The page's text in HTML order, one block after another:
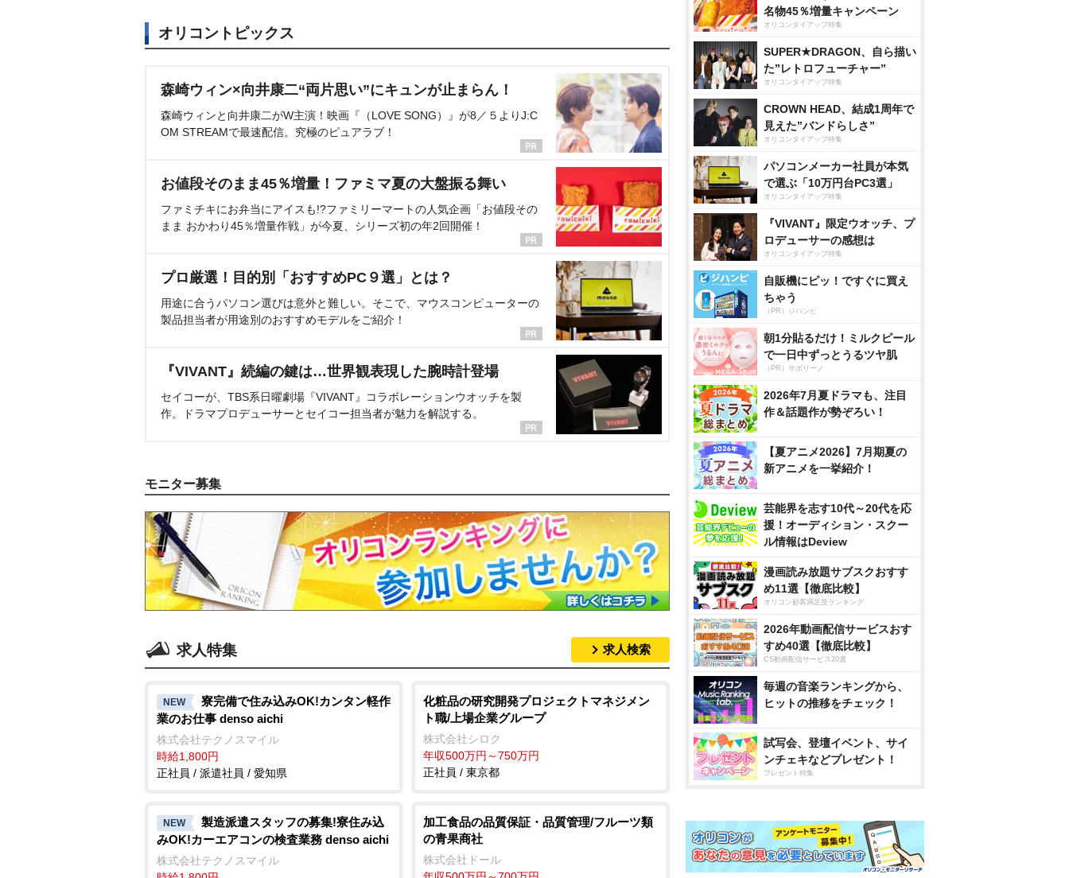
オリコントピックス
森崎ウィン×向井康二“両片思い”にキュンが止まらん！
森崎ウィンと向井康二がW主演！映画『（LOVE SONG）』が8／５よりJ:C
OM STREAMで最速配信。究極のピュアラブ！
お値段そのまま45％増量！ファミマ夏の大盤振る舞い
ファミチキにお弁当にアイスも!?ファミリーマートの人気企画「お値段その
まま おかわり45％増量作戦」が今夏、シリーズ初の年2回開催！
プロ厳選！目的別「おすすめPC９選」とは？
用途に合うパソコン選びは意外と難しい。そこで、マウスコンピューターの
製品担当者が用途別のおすすめモデルをご紹介！
『VIVANT』続編の鍵は…世界観表現した腕時計登場
セイコーが、TBS系日曜劇場『VIVANT』コラボレーションウオッチを製
作。ドラマプロデューサーとセイコー担当者が魅力を解説する。
モニター募集
求人特集 求人検索
NEW
寮完備で住み込みOK!カンタン軽作
業のお仕事 denso aichi
株式会社テクノスマイル
時給1,800円
正社員 / 派遣社員 / 愛知県
化粧品の研究開発プロジェクトマネジメン
ト職/上場企業グループ
株式会社シロク
年収500万円～750万円
正社員 / 東京都
NEW
製造派遣スタッフの募集!寮住み込
みOK!カーエアコンの検査業務 denso aichi
株式会社テクノスマイル
加工食品の品質保証・品質管理/フルーツ類
の青果商社
株式会社ドール
名物45％増量キャンペーン
オリコンタイアップ特集
SUPER★DRAGON、自ら描い
た”レトロフューチャー”
オリコンタイアップ特集
CROWN HEAD、結成1周年で
見えた”バンドらしさ”
オリコンタイアップ特集
パソコンメーカー社員が本気
で選ぶ「10万円台PC3選」
オリコンタイアップ特集
『VIVANT』限定ウオッチ、プ
ロデューサーの感想は
オリコンタイアップ特集
自販機にピッ！ですぐに買え
ちゃう
（PR）ジハンピ
朝1分貼るだけ！ミルクピール
で一日中ずっとうるツヤ肌
（PR）サボリーノ
2026年7月夏ドラマも、注目
作＆話題作が勢ぞろい！
【夏アニメ2026】7月期夏の
新アニメを一挙紹介！
芸能界を志す10代～20代を応
援！オーディション・スクー
ル情報はDeview
漫画読み放題サブスクおすす
め11選【徹底比較】
オリコン顧客満足度ランキング
2026年動画配信サービスおす
すめ40選【徹底比較】
CS動画配信サービス20選
毎週の音楽ランキングから、
ヒットの推移をチェック！
試写会、登壇イベント、サイ
ンチェキなどプレゼント！
プレゼント特集